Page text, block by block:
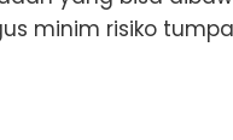
minim risiko